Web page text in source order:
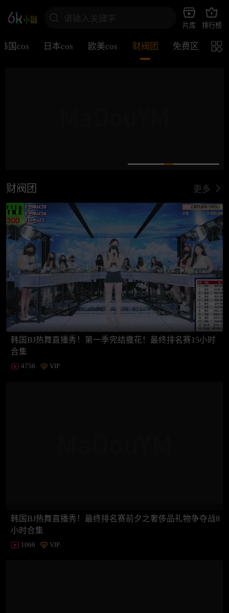
片库 排行榜
国cos 日本cos 欧美cos 财阀团 免费区
财阀团 更多
韩国BJ热舞直播秀！第一季完结撒花！最终排名赛15小时
合集
4756 VIP
韩国BJ热舞直播秀！最终排名赛前夕之奢侈品礼物争夺战8
小时合集
1066 VIP